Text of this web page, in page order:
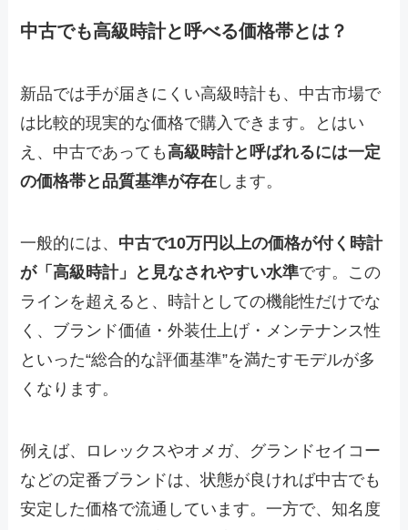
中古でも高級時計と呼べる価格帯とは？
新品では手が届きにくい高級時計も、中古市場で
は比較的現実的な価格で購入できます。とはい
え、中古であっても高級時計と呼ばれるには一定
の価格帯と品質基準が存在 します。
一般的には、 中古で10万円以上の価格が付く時計
が「高級時計」と見なされやすい水準です。この
ラインを超えると、時計としての機能性だけでな
く、ブランド価値・外装仕上げ・メンテナンス性
といった“総合的な評価基準”を満たすモデルが多
くなります。
例えば、ロレックスやオメガ、グランドセイコー
などの定番ブランドは、状態が良ければ中古でも
安定した価格で流通しています。一方で、知名度